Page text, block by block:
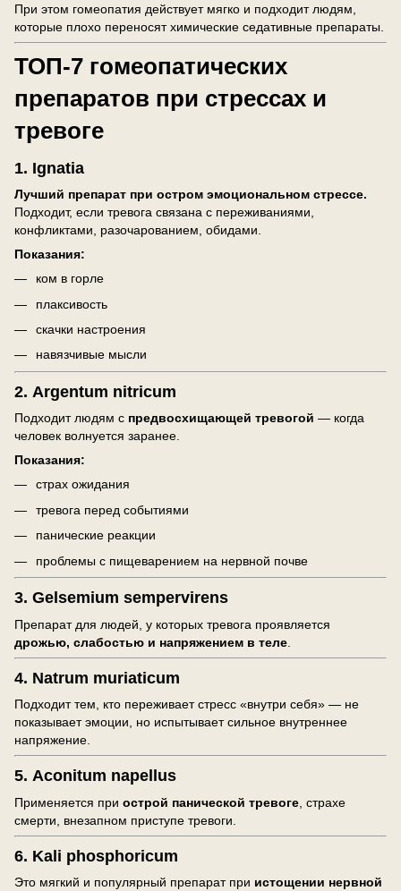
При этом гомеопатия действует мягко и подходит людям,
которые плохо переносят химические седативные препараты.
ТОП-7 гомеопатических
препаратов при стрессах и
тревоге
1. Ignatia
Лучший препарат при остром эмоциональном стрессе.
Подходит, если тревога связана с переживаниями,
конфликтами, разочарованием, обидами.
Показания:
ком в горле
плаксивость
скачки настроения
навязчивые мысли
2. Argentum nitricum
Подходит людям с предвосхищающей тревогой — когда
человек волнуется заранее.
Показания:
страх ожидания
тревога перед событиями
панические реакции
проблемы с пищеварением на нервной почве
3. Gelsemium sempervirens
Препарат для людей, у которых тревога проявляется
дрожью, слабостью и напряжением в теле
4. Natrum muriaticum
Подходит тем, кто переживает стресс «внутри себя» — не
показывает эмоции, но испытывает сильное внутреннее
напряжение.
5. Aconitum napellus
Применяется при острой панической тревоге , страхе
смерти, внезапном приступе тревоги.
6. Kali phosphoricum
Это мягкий и популярный препарат при истощении нервной